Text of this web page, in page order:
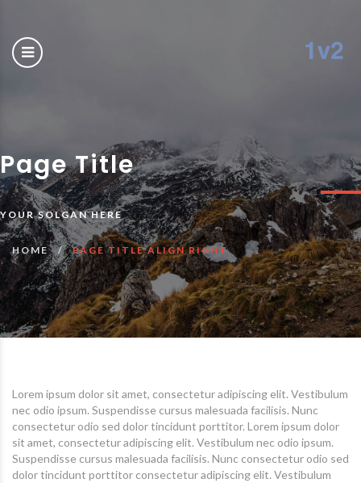
Page Title
YOUR SOLGAN HERE
HOME PAGE TITLE ALIGN RIGHT
Lorem ipsum dolor sit amet, consectetur adipiscing elit. Vestibulum
nec odio ipsum. Suspendisse cursus malesuada facilisis. Nunc
consectetur odio sed dolor tincidunt porttitor. Lorem ipsum dolor
sit amet, consectetur adipiscing elit. Vestibulum nec odio ipsum.
Suspendisse cursus malesuada facilisis. Nunc consectetur odio sed
dolor tincidunt porttitor consectetur adipiscing elit. Vestibulum